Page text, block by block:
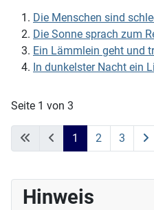
Die Menschen sind
Die Sonne sprach zum
Ein Lämmlein geht und
In dunkelster Nacht ein
Seite 1 von 3
1 2 3
Hinweis